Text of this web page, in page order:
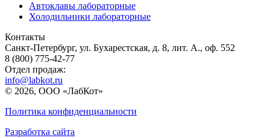
Автоклавы лабораторные
Холодильники лабораторные
Контакты
Санкт-Петербург, ул. Бухарестская, д. 8, лит. А., оф. 552
8 (800) 775-42-77
Отдел продаж:
info@labkot.ru
© 2026, ООО «ЛабКот»
Политика конфиденциальности
Разработка сайта